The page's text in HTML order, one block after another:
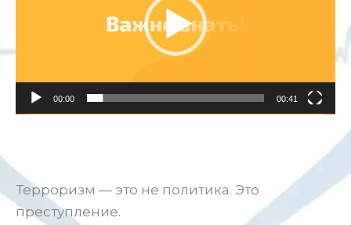
00:00 00:41
Терроризм — это не политика. Это
преступление.